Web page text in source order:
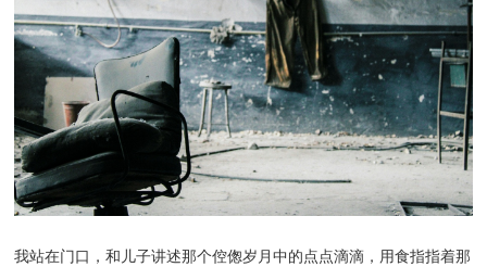
我站在门口，和儿子讲述那个倥偬岁月中的点点滴滴，用食指指着那